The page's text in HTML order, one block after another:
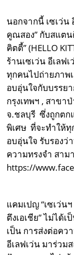
นอกจากนี้ เซเว่น
คูณสอง” กับสแตน
คิตตี้” (HELLO
ร้านเซเว่น อีเลฟ
ทุกคนไปถ่ายภาพ
อบอุ่นใจกับบรรย
กรุงเทพฯ , สาขา
จ.ชลบุรี ซึ่งถูกตก
พิเศษ ที่จะทำให้ทุ
อบอุ่นใจ รับรองว่
ความทรงจำ สา
https://
แคมเปญ “เซเว่น
ตึงเอเชีย” ไม่ได้
เป็น การส่งต่อคว
อีเลฟเว่น มาร่วม